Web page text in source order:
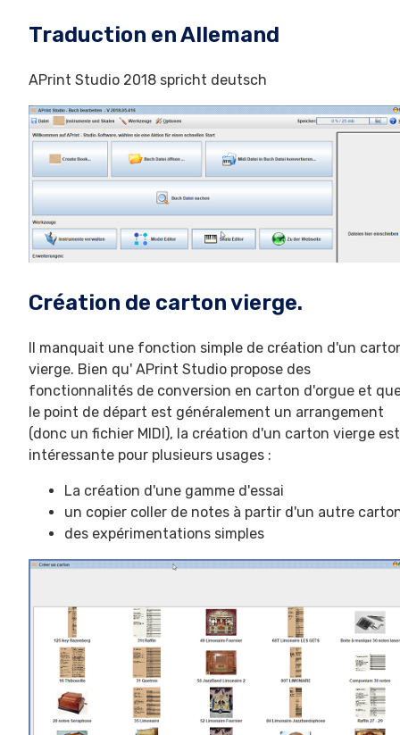
Traduction en Allemand
APrint Studio 2018 spricht deutsch
Création de carton vierge.
Il manquait une fonction simple de création d'un
vierge. Bien qu' APrint Studio propose des
fonctionnalités de conversion en carton d'orgue et
le point de départ est généralement un arrangement
(donc un fichier MIDI), la création d'un carton vierge est
intéressante pour plusieurs usages :
La création d'une gamme d'essai
un copier coller de notes à partir d'un autre
des expérimentations simples